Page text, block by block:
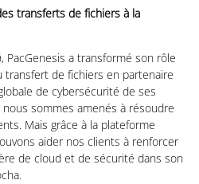
transferts de fichiers à la
PacGenesis a transformé son rôle
de fichiers en partenaire
de cybersécurité de ses
sommes amenés à résoudre
Mais grâce à la plateforme
aider nos clients à renforcer
de cloud et de sécurité dans son